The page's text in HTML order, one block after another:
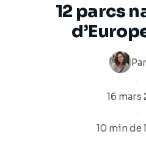
12 parcs
Par
·
16 mars
·
10 min de